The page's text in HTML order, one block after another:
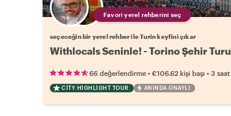
Favori yerel rehberini seç
seçeceğin bir yerel rehber ile Turin keyfini çıkar
Withlocals Seninle! - Torino Şehir Turu
66 değerlendirme • €106.62 kişi başı • 3 saat
CITY HIGHLIGHT TOUR ANINDA ONAYLI